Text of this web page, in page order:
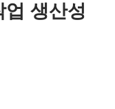
업 생산성